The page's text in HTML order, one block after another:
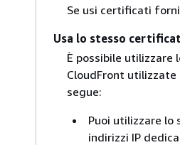
Se usi certificati
Usa lo stesso
È possibile
CloudFront utilizzate
segue:
Puoi utilizzare
indirizzi IP